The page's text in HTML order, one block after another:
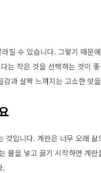
질 수 있습니다. 그렇기 때문
는 작은 것을 선택하는 것이
과 살짝 느껴지는 고소한 맛
것입니다. 계란은 너무 오래
물을 넣고 끓기 시작하면 계
.